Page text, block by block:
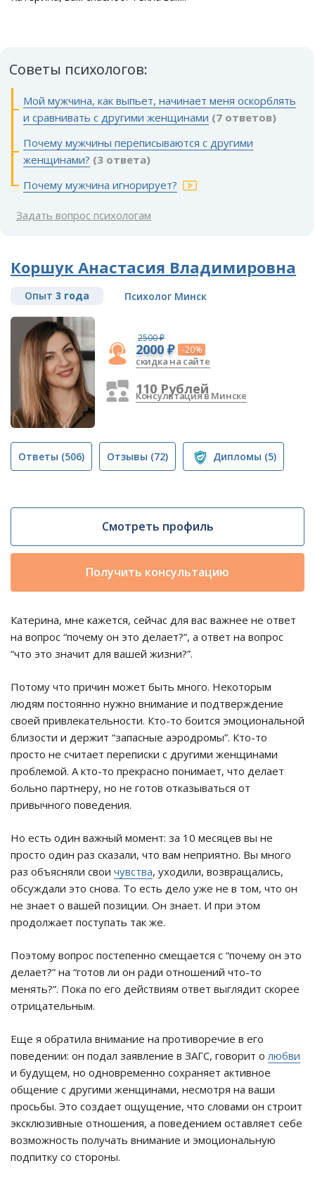
Советы психологов:
Мой мужчина, как выпьет, начинает меня оскорблять
и сравнивать с другими женщинами (7 ответов)
Почему мужчины переписываются с другими
женщинами? (3 ответа)
Почему мужчина игнорирует?
Задать вопрос психологам
Коршук Анастасия Владимировна
Опыт 3 года Психолог Минск
2500 ₽
2000 ₽ -20%
скидка на сайте
110 Рублей
Консультация в Минске
Ответы (506) Отзывы (72) Дипломы (5)
Смотреть профиль
Получить консультацию
Катерина, мне кажется, сейчас для вас важнее не ответ
на вопрос “почему он это делает?”, а ответ на вопрос
“что это значит для вашей жизни?”.
Потому что причин может быть много. Некоторым
людям постоянно нужно внимание и подтверждение
своей привлекательности. Кто-то боится эмоциональной
близости и держит “запасные аэродромы”. Кто-то
просто не считает переписки с другими женщинами
проблемой. А кто-то прекрасно понимает, что делает
больно партнеру, но не готов отказываться от
привычного поведения.
Но есть один важный момент: за 10 месяцев вы не
просто один раз сказали, что вам неприятно. Вы много
раз объясняли свои чувства, уходили, возвращались,
обсуждали это снова. То есть дело уже не в том, что он
не знает о вашей позиции. Он знает. И при этом
продолжает поступать так же.
Поэтому вопрос постепенно смещается с “почему он это
делает?” на “готов ли он ради отношений что-то
менять?”. Пока по его действиям ответ выглядит скорее
отрицательным.
Еще я обратила внимание на противоречие в его
поведении: он подал заявление в ЗАГС, говорит олюбви
и будущем, но одновременно сохраняет активное
общение с другими женщинами, несмотря на ваши
просьбы. Это создает ощущение, что словами он строит
эксклюзивные отношения, а поведением оставляет себе
возможность получать внимание и эмоциональную
подпитку со стороны.